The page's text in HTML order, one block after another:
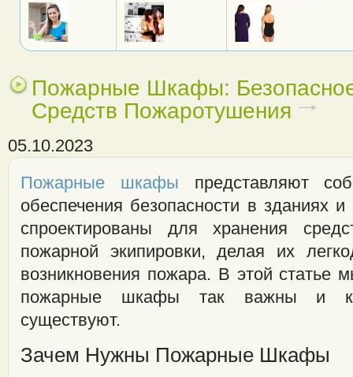
Пожарные Шкафы:
Средств Пожаротушения
05.10.2023
Пожарные шкафы представляют
обеспечения безопасности в зданиях
спроектированы для хранения
пожарной экипировки, делая их
возникновения пожара. В этой статье
пожарные шкафы так важны и
существуют.
Зачем Нужны Пожарные Шкафы